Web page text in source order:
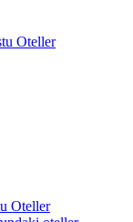
Oteller
Oteller